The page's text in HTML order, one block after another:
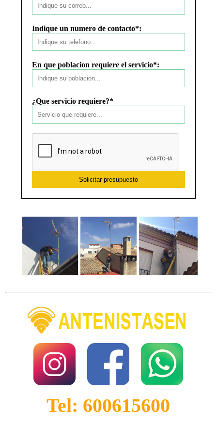
Indique un numero de contacto*:
En que poblacion requiere el servicio*:
¿Que servicio requiere?*
Solicitar presupuesto
Tel: 600615600